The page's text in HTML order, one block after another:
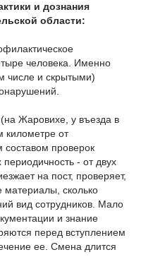
и дознания
области:
человека. Именно
числе и скрытыми)
Жаровихе, у въезда в
километре от
проверок
- от двух
на пост, проверяет,
материалы, сколько
вид сотрудников. Мало
и знание
перед вступлением
ее. Смена длится